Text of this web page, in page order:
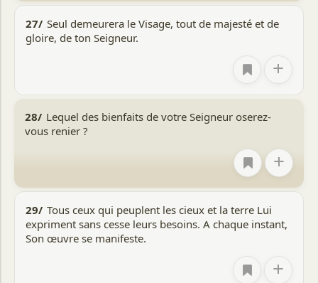
différents endroits de ce discours, et que cette question
aux djinns et aux hommes a son propre sens particulier à
27/ Seul demeurera le Visage, tout de majesté et de
gloire, de ton Seigneur.
+
28/ Lequel des bienfaits de votre Seigneur oserez-
vous renier ?
+
29/ Tous ceux qui peuplent les cieux et la terre Lui
expriment sans cesse leurs besoins. A chaque instant,
Son œuvre se manifeste.
+